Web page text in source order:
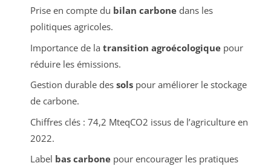
Prise en compte du bilan carbonedans les
politiques agricoles.
Importance de la transition agroécologiquepour
réduire les émissions.
Gestion durable des solspour améliorer le stockage
de carbone.
Chiffres clés : 74,2 MteqCO2 issus de l’agriculture en
2022.
Label bas carbonepour encourager les pratiques